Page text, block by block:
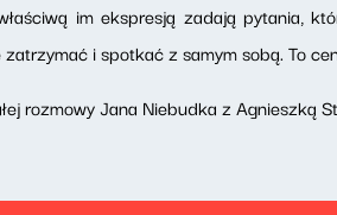
im ekspresją zadają pytania,
zatrzymać i spotkać z samym sobą. To
rozmowy Jana Niebudka z Agnieszką